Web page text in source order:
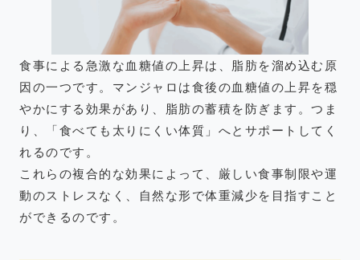
食事による急激な血糖値の上昇は、脂肪を溜め込む原
因の一つです。マンジャロは食後の血糖値の上昇を穏
やかにする効果があり、脂肪の蓄積を防ぎます。つま
り、「食べても太りにくい体質」へとサポートしてく
れるのです。
これらの複合的な効果によって、厳しい食事制限や運
動のストレスなく、自然な形で体重減少を目指すこと
ができるのです。